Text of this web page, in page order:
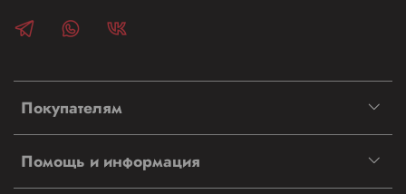
Покупателям
Помощь и информация